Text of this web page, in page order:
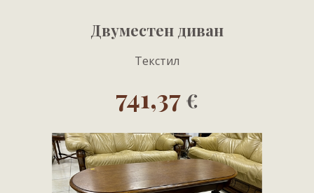
Двуместен диван
Текстил
741,37 €